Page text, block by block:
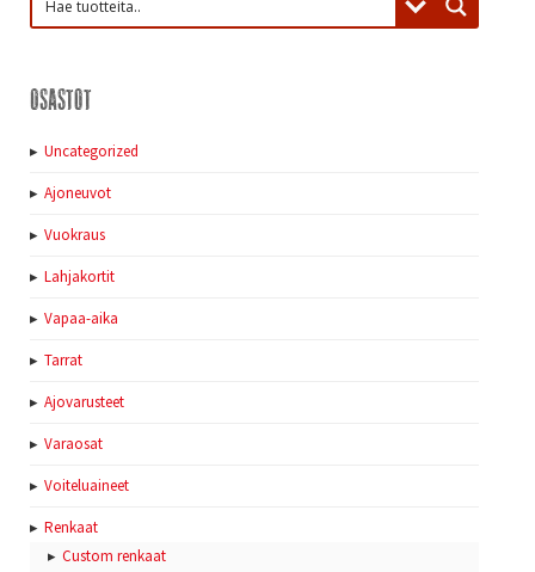
Osastot
Uncategorized
Ajoneuvot
Vuokraus
Lahjakortit
Vapaa-aika
Tarrat
Ajovarusteet
Varaosat
Voiteluaineet
Renkaat
Custom renkaat